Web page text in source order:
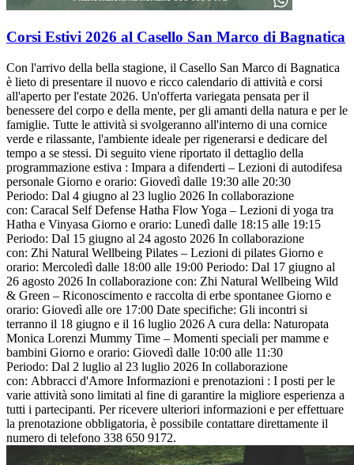
Corsi Estivi 2026 al Casello San Marco di Bagnatica
Con l'arrivo della bella stagione, il Casello San Marco di Bagnatica
è lieto di presentare il nuovo e ricco calendario di attività e corsi
all'aperto per l'estate 2026. Un'offerta variegata pensata per il
benessere del corpo e della mente, per gli amanti della natura e per le
famiglie. Tutte le attività si svolgeranno all'interno di una cornice
verde e rilassante, l'ambiente ideale per rigenerarsi e dedicare del
tempo a se stessi. Di seguito viene riportato il dettaglio della
programmazione estiva : Impara a difenderti – Lezioni di autodifesa
personale Giorno e orario: Giovedì dalle 19:30 alle 20:30
Periodo: Dal 4 giugno al 23 luglio 2026 In collaborazione
con: Caracal Self Defense Hatha Flow Yoga – Lezioni di yoga tra
Hatha e Vinyasa Giorno e orario: Lunedì dalle 18:15 alle 19:15
Periodo: Dal 15 giugno al 24 agosto 2026 In collaborazione
con: Zhi Natural Wellbeing Pilates – Lezioni di pilates Giorno e
orario: Mercoledì dalle 18:00 alle 19:00 Periodo: Dal 17 giugno al
26 agosto 2026 In collaborazione con: Zhi Natural Wellbeing Wild
& Green – Riconoscimento e raccolta di erbe spontanee Giorno e
orario: Giovedì alle ore 17:00 Date specifiche: Gli incontri si
terranno il 18 giugno e il 16 luglio 2026 A cura della: Naturopata
Monica Lorenzi Mummy Time – Momenti speciali per mamme e
bambini Giorno e orario: Giovedì dalle 10:00 alle 11:30
Periodo: Dal 2 luglio al 23 luglio 2026 In collaborazione
con: Abbracci d'Amore Informazioni e prenotazioni : I posti per le
varie attività sono limitati al fine di garantire la migliore esperienza a
tutti i partecipanti. Per ricevere ulteriori informazioni e per effettuare
la prenotazione obbligatoria, è possibile contattare direttamente il
numero di telefono 338 650 9172.